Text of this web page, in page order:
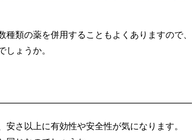
類の薬を併用することもよくありますので、
ょうか。
さ以上に有効性や安全性が気になります。